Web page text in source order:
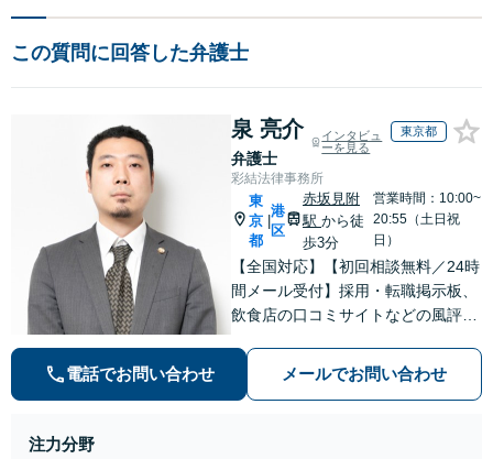
この質問に回答した弁護士
泉 亮介
弁護士
インタビュ
ーを見る
東京都
彩結法律事務所
東
京
都
港
区
赤坂見附
駅 から徒
歩3分
営業時間：10:00~
20:55（土日祝
日）
【全国対応】【初回相談無料／24時
間メール受付】採用・転職掲示板、
飲食店の口コミサイトなどの風評被
の種類を問わず相談可。可能な限り
早期対応で駆けつけサポート【労
電話でお問い合わせ メールでお問い合わせ
注力分野